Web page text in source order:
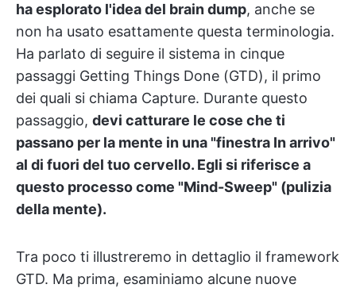
ha esplorato l'idea del brain dump, anche se
non ha usato esattamente questa terminologia.
Ha parlato di seguire il sistema in cinque
passaggi Getting Things Done (GTD), il primo
dei quali si chiama Capture. Durante questo
passaggio, devi catturare le cose che ti
passano per la mente in una "finestra In arrivo"
al di fuori del tuo cervello. Egli si riferisce a
questo processo come "Mind-Sweep" (pulizia
della mente).
Tra poco ti illustreremo in dettaglio il framework
GTD. Ma prima, esaminiamo alcune nuove